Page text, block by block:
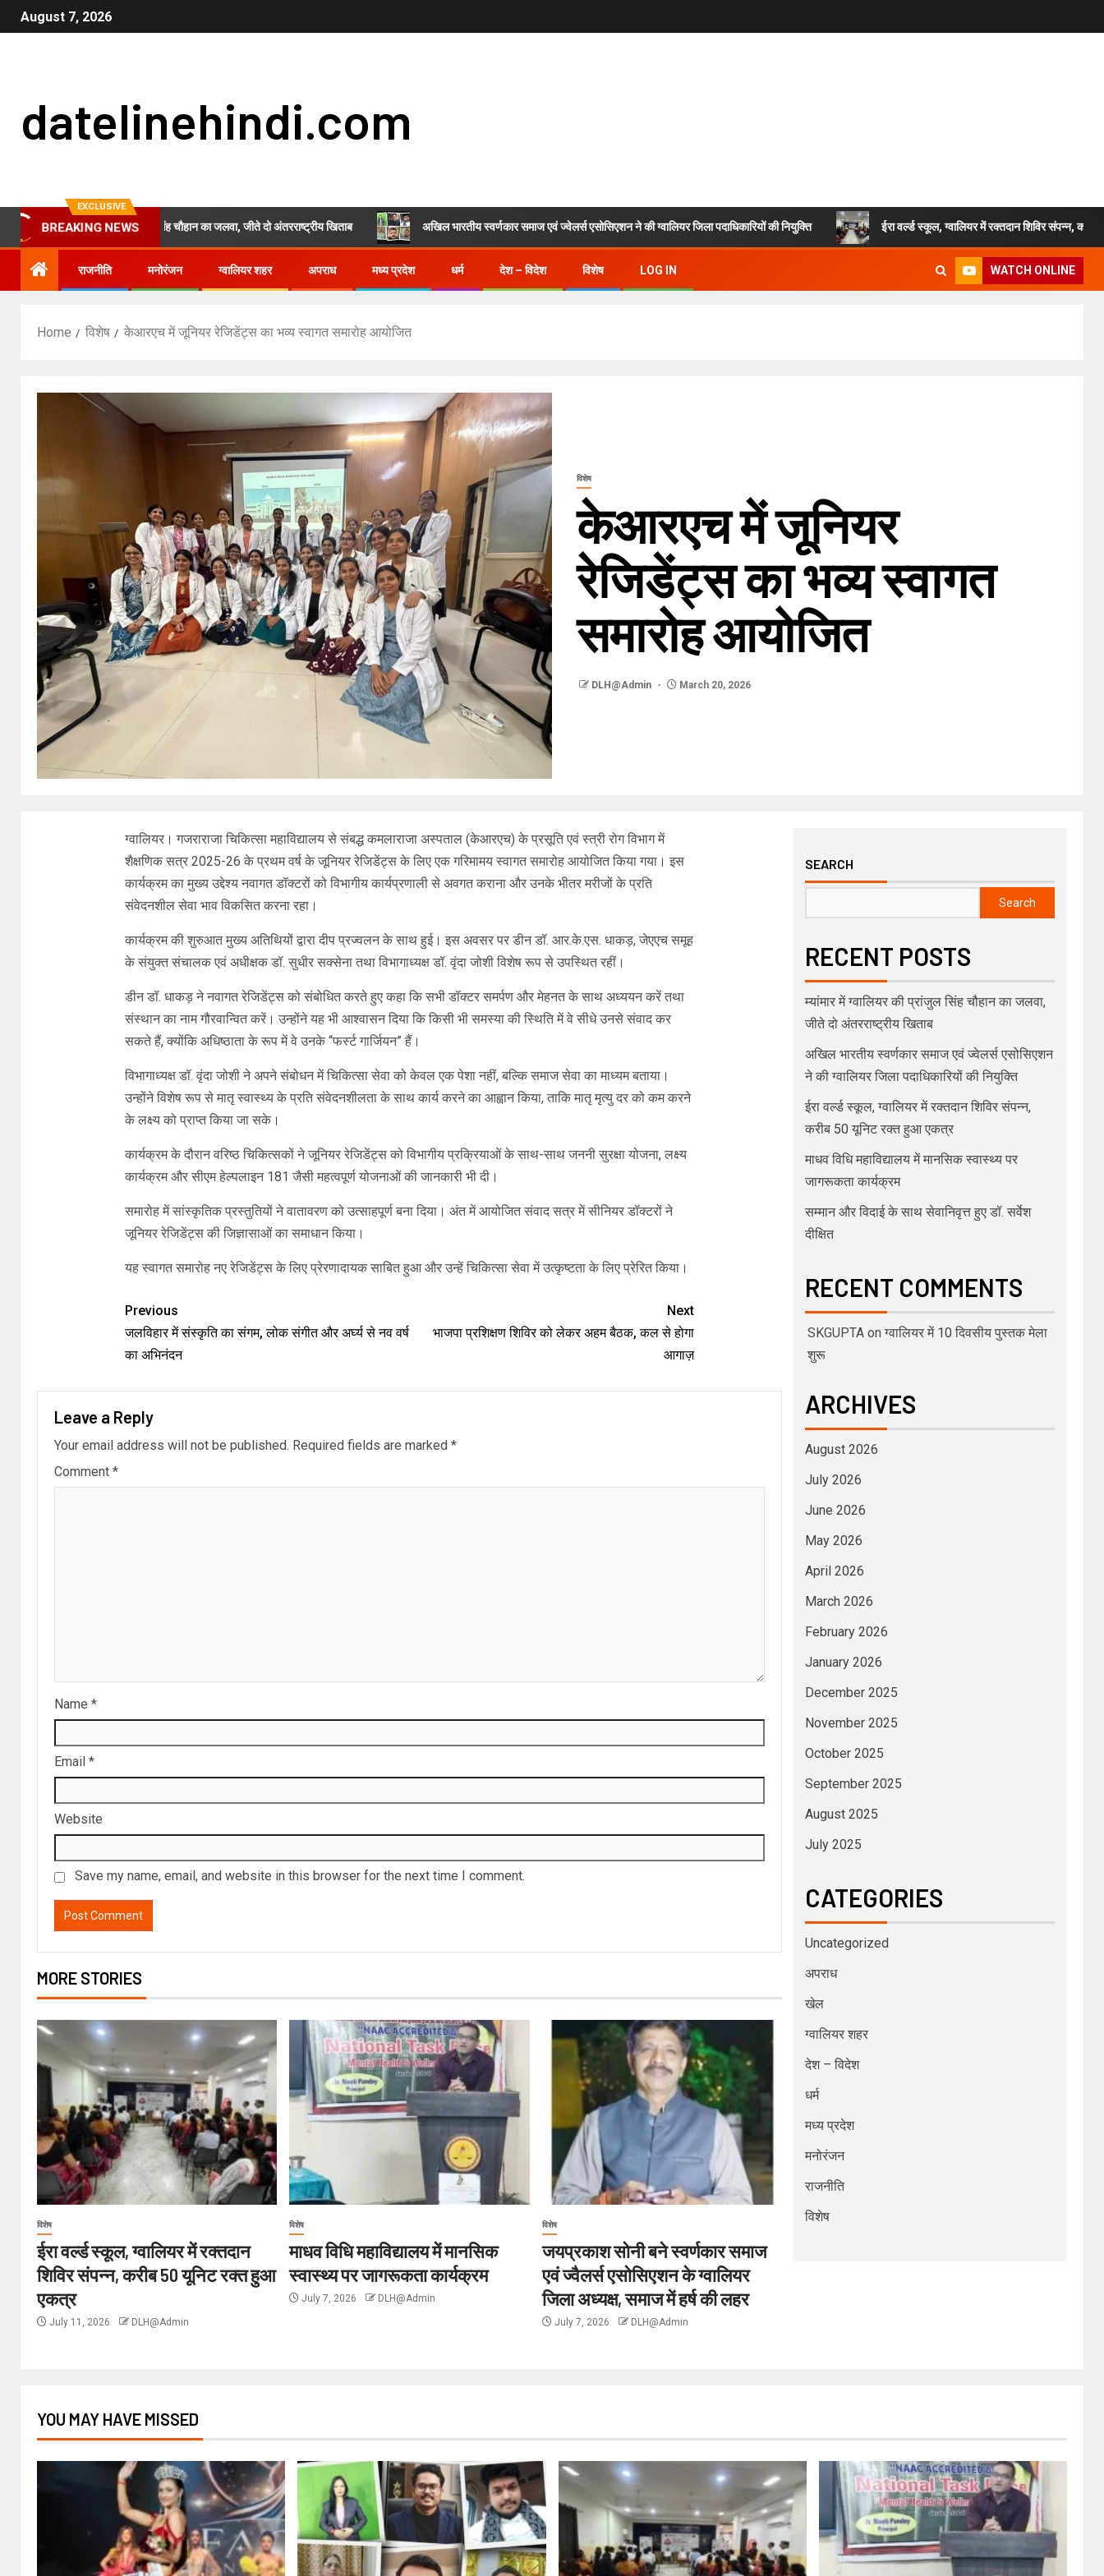
August 7, 2026
datelinehindi.com
EXCLUSIVE
BREAKING NEWS
म्यांमार में ग्वालियर की प्रांजुल सिंह चौहान का जलवा, जीते दो अंतरराष्ट्रीय खिताब अखिल भारतीय स्वर्णकार समाज एवं ज्वेलर्स एसोसिएशन ने की ग्वालियर जिला पदाधिकारियों की नियुक्ति ईरा वर्ल्ड स्कूल, ग्वालियर में रक्तदान शिविर संपन्न, करीब 50
राजनीति मनोरंजन ग्वालियर शहर अपराध मध्य प्रदेश धर्म देश – विदेश विशेष LOG IN WATCH ONLINE
Home विशेष केआरएच में जूनियर रेजिडेंट्स का भव्य स्वागत समारोह आयोजित
विशेष
केआरएच में जूनियर
रेजिडेंट्स का भव्य स्वागत
समारोह आयोजित
DLH@Admin March 20, 2026
ग्वालियर। गजराराजा चिकित्सा महाविद्यालय से संबद्ध कमलाराजा अस्पताल (केआरएच) के प्रसूति एवं स्त्री रोग विभाग में
शैक्षणिक सत्र 2025-26 के प्रथम वर्ष के जूनियर रेजिडेंट्स के लिए एक गरिमामय स्वागत समारोह आयोजित किया गया। इस
कार्यक्रम का मुख्य उद्देश्य नवागत डॉक्टरों को विभागीय कार्यप्रणाली से अवगत कराना और उनके भीतर मरीजों के प्रति
संवेदनशील सेवा भाव विकसित करना रहा।
कार्यक्रम की शुरुआत मुख्य अतिथियों द्वारा दीप प्रज्वलन के साथ हुई। इस अवसर पर डीन डॉ. आर.के.एस. धाकड़, जेएएच समूह
के संयुक्त संचालक एवं अधीक्षक डॉ. सुधीर सक्सेना तथा विभागाध्यक्ष डॉ. वृंदा जोशी विशेष रूप से उपस्थित रहीं।
डीन डॉ. धाकड़ ने नवागत रेजिडेंट्स को संबोधित करते हुए कहा कि सभी डॉक्टर समर्पण और मेहनत के साथ अध्ययन करें तथा
संस्थान का नाम गौरवान्वित करें। उन्होंने यह भी आश्वासन दिया कि किसी भी समस्या की स्थिति में वे सीधे उनसे संवाद कर
सकते हैं, क्योंकि अधिष्ठाता के रूप में वे उनके “फर्स्ट गार्जियन” हैं।
विभागाध्यक्ष डॉ. वृंदा जोशी ने अपने संबोधन में चिकित्सा सेवा को केवल एक पेशा नहीं, बल्कि समाज सेवा का माध्यम बताया।
उन्होंने विशेष रूप से मातृ स्वास्थ्य के प्रति संवेदनशीलता के साथ कार्य करने का आह्वान किया, ताकि मातृ मृत्यु दर को कम करने
के लक्ष्य को प्राप्त किया जा सके।
कार्यक्रम के दौरान वरिष्ठ चिकित्सकों ने जूनियर रेजिडेंट्स को विभागीय प्रक्रियाओं के साथ-साथ जननी सुरक्षा योजना, लक्ष्य
कार्यक्रम और सीएम हेल्पलाइन 181 जैसी महत्वपूर्ण योजनाओं की जानकारी भी दी।
समारोह में सांस्कृतिक प्रस्तुतियों ने वातावरण को उत्साहपूर्ण बना दिया। अंत में आयोजित संवाद सत्र में सीनियर डॉक्टरों ने
जूनियर रेजिडेंट्स की जिज्ञासाओं का समाधान किया।
यह स्वागत समारोह नए रेजिडेंट्स के लिए प्रेरणादायक साबित हुआ और उन्हें चिकित्सा सेवा में उत्कृष्टता के लिए प्रेरित किया।
Previous
जलविहार में संस्कृति का संगम, लोक संगीत और अर्घ्य से नव वर्ष
का अभिनंदन
Next
भाजपा प्रशिक्षण शिविर को लेकर अहम बैठक, कल से होगा
आगाज़
Leave a Reply
Your email address will not be published. Required fields are marked *
Comment *
Name *
Email *
Website
Save my name, email, and website in this browser for the next time I comment.
MORE STORIES
विशेष
ईरा वर्ल्ड स्कूल, ग्वालियर में रक्तदान
शिविर संपन्न, करीब 50 यूनिट रक्त हुआ
एकत्र
July 11, 2026 DLH@Admin
विशेष
माधव विधि महाविद्यालय में मानसिक
स्वास्थ्य पर जागरूकता कार्यक्रम
July 7, 2026 DLH@Admin
विशेष
जयप्रकाश सोनी बने स्वर्णकार समाज
एवं ज्वैलर्स एसोसिएशन के ग्वालियर
जिला अध्यक्ष, समाज में हर्ष की लहर
July 7, 2026 DLH@Admin
SEARCH
Search
RECENT POSTS
म्यांमार में ग्वालियर की प्रांजुल सिंह चौहान का जलवा,
जीते दो अंतरराष्ट्रीय खिताब
अखिल भारतीय स्वर्णकार समाज एवं ज्वेलर्स एसोसिएशन
ने की ग्वालियर जिला पदाधिकारियों की नियुक्ति
ईरा वर्ल्ड स्कूल, ग्वालियर में रक्तदान शिविर संपन्न,
करीब 50 यूनिट रक्त हुआ एकत्र
माधव विधि महाविद्यालय में मानसिक स्वास्थ्य पर
जागरूकता कार्यक्रम
सम्मान और विदाई के साथ सेवानिवृत्त हुए डॉ. सर्वेश
दीक्षित
RECENT COMMENTS
SKGUPTAon ग्वालियर में 10 दिवसीय पुस्तक मेला
शुरू
ARCHIVES
August 2026
July 2026
June 2026
May 2026
April 2026
March 2026
February 2026
January 2026
December 2025
November 2025
October 2025
September 2025
August 2025
July 2025
CATEGORIES
Uncategorized
अपराध
खेल
ग्वालियर शहर
देश – विदेश
धर्म
मध्य प्रदेश
मनोरंजन
राजनीति
विशेष
YOU MAY HAVE MISSED